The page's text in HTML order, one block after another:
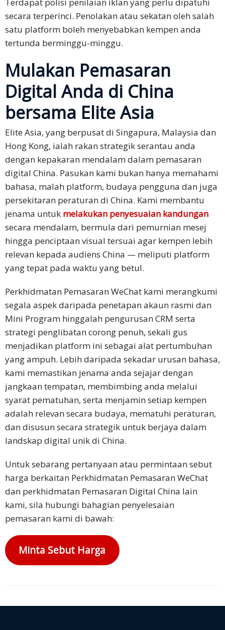
secara terperinci. Penolakan atau sekatan oleh salah
satu platform boleh menyebabkan kempen anda
tertunda berminggu-minggu.
Mulakan Pemasaran
Digital Anda di China
bersama Elite Asia
Elite Asia, yang berpusat di Singapura, Malaysia dan
Hong Kong, ialah rakan strategik serantau anda
dengan kepakaran mendalam dalam pemasaran
digital China. Pasukan kami bukan hanya memahami
bahasa, malah platform, budaya pengguna dan juga
persekitaran peraturan di China. Kami membantu
jenama untuk melakukan penyesuaian kandungan
secara mendalam, bermula dari pemurnian mesej
hingga penciptaan visual tersuai agar kempen lebih
relevan kepada audiens China — meliputi platform
yang tepat pada waktu yang betul.
Perkhidmatan Pemasaran WeChat kami merangkumi
segala aspek daripada penetapan akaun rasmi dan
Mini Program hinggalah pengurusan CRM serta
strategi penglibatan corong penuh, sekali gus
menjadikan platform ini sebagai alat pertumbuhan
yang ampuh. Lebih daripada sekadar urusan bahasa,
kami memastikan jenama anda sejajar dengan
jangkaan tempatan, membimbing anda melalui
syarat pematuhan, serta menjamin setiap kempen
adalah relevan secara budaya, mematuhi peraturan,
dan disusun secara strategik untuk berjaya dalam
landskap digital unik di China.
Untuk sebarang pertanyaan atau permintaan sebut
harga berkaitan Perkhidmatan Pemasaran WeChat
dan perkhidmatan Pemasaran Digital China lain
kami, sila hubungi bahagian penyelesaian
pemasaran kami di bawah:
Minta Sebut Harga